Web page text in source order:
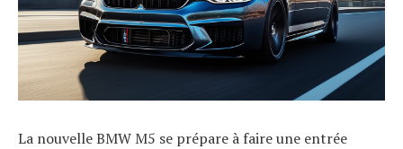
La nouvelle BMW M5 se prépare à faire une entrée